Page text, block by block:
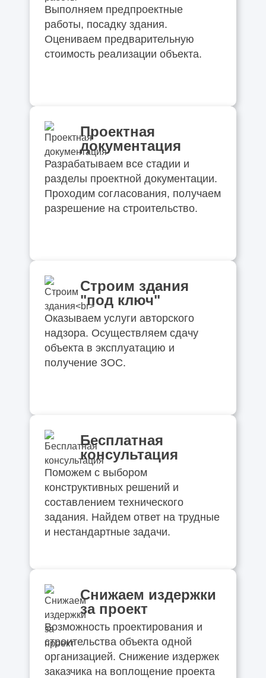
Выполняем предпроектные
работы, посадку здания.
Оцениваем предварительную
стоимость реализации объекта.
Проектная
документация
Разрабатываем все стадии и
разделы проектной документации.
Проходим согласования, получаем
разрешение на строительство.
Строим здания
"под ключ"
Оказываем услуги авторского
надзора. Осуществляем сдачу
объекта в эксплуатацию и
получение ЗОС.
Бесплатная
консультация
Поможем с выбором
конструктивных решений и
составлением технического
задания. Найдем ответ на трудные
и нестандартные задачи.
Снижаем издержки
за проект
Возможность проектирования и
строительства объекта одной
организацией. Снижение издержек
заказчика на воплощение проекта